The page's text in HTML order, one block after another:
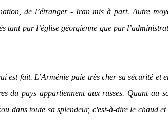
de l’étranger - Iran mis à part. Autre
tant par l’église géorgienne que par
est fait. L’Arménie paie très cher sa sécurité et
du pays appartiennent aux russes. Quant au
dans toute sa splendeur, c'est-à-dire le chaud